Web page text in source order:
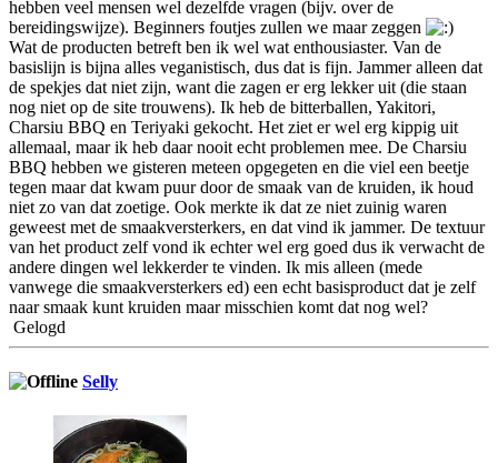
hebben veel mensen wel dezelfde vragen (bijv. over de
bereidingswijze). Beginners foutjes zullen we maar zeggen
Wat de producten betreft ben ik wel wat enthousiaster. Van de
basislijn is bijna alles veganistisch, dus dat is fijn. Jammer alleen dat
de spekjes dat niet zijn, want die zagen er erg lekker uit (die staan
nog niet op de site trouwens). Ik heb de bitterballen, Yakitori,
Charsiu BBQ en Teriyaki gekocht. Het ziet er wel erg kippig uit
allemaal, maar ik heb daar nooit echt problemen mee. De Charsiu
BBQ hebben we gisteren meteen opgegeten en die viel een beetje
tegen maar dat kwam puur door de smaak van de kruiden, ik houd
niet zo van dat zoetige. Ook merkte ik dat ze niet zuinig waren
geweest met de smaakversterkers, en dat vind ik jammer. De textuur
van het product zelf vond ik echter wel erg goed dus ik verwacht de
andere dingen wel lekkerder te vinden. Ik mis alleen (mede
vanwege die smaakversterkers ed) een echt basisproduct dat je zelf
naar smaak kunt kruiden maar misschien komt dat nog wel?
Gelogd
Selly